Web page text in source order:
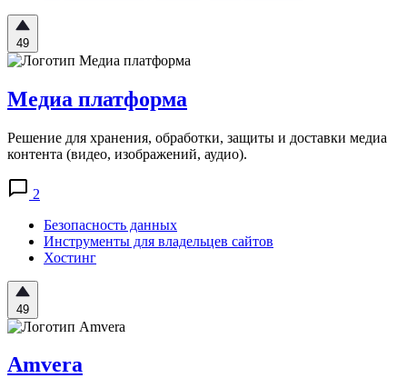
49
Медиа платформа
Решение для хранения, обработки, защиты и доставки медиа
контента (видео, изображений, аудио).
2
Безопасность данных
Инструменты для владельцев сайтов
Хостинг
49
Amvera